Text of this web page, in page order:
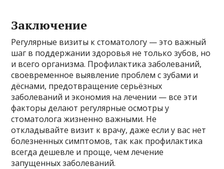
Заключение
Регулярные визиты к стоматологу — это важный
шаг в поддержании здоровья не только зубов, но
и всего организма. Профилактика заболеваний,
своевременное выявление проблем с зубами и
дёснами, предотвращение серьёзных
заболеваний и экономия на лечении — все эти
факторы делают регулярные осмотры у
стоматолога жизненно важными. Не
откладывайте визит к врачу, даже если у вас нет
болезненных симптомов, так как профилактика
всегда дешевле и проще, чем лечение
запущенных заболеваний.